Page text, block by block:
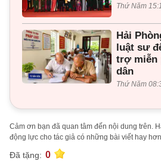
Thứ Năm
Hải
luật sư
trợ miễn
dân
Thứ Năm
Cảm ơn bạn đã quan tâm đến nội dung trên.
động lực cho tác giả có những bài viết hay
Đã tặng: 0